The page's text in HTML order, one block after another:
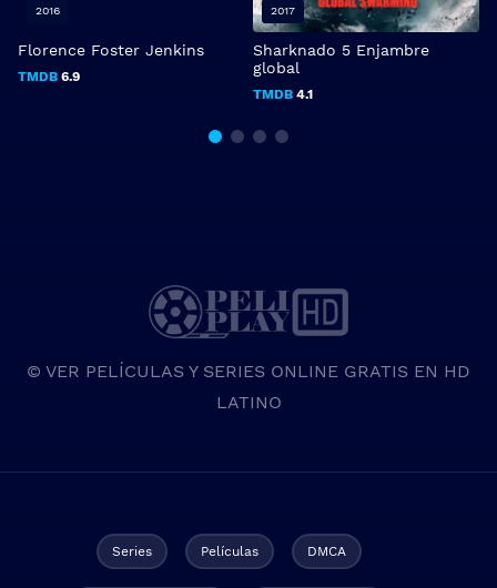
Florence Foster Jenkins
TMDB 6.9
2016
Sharknado 5 Enjambre
global
TMDB 4.1
2017
© VER PELÍCULAS Y SERIES ONLINE GRATIS EN HD
LATINO
Series Películas DMCA